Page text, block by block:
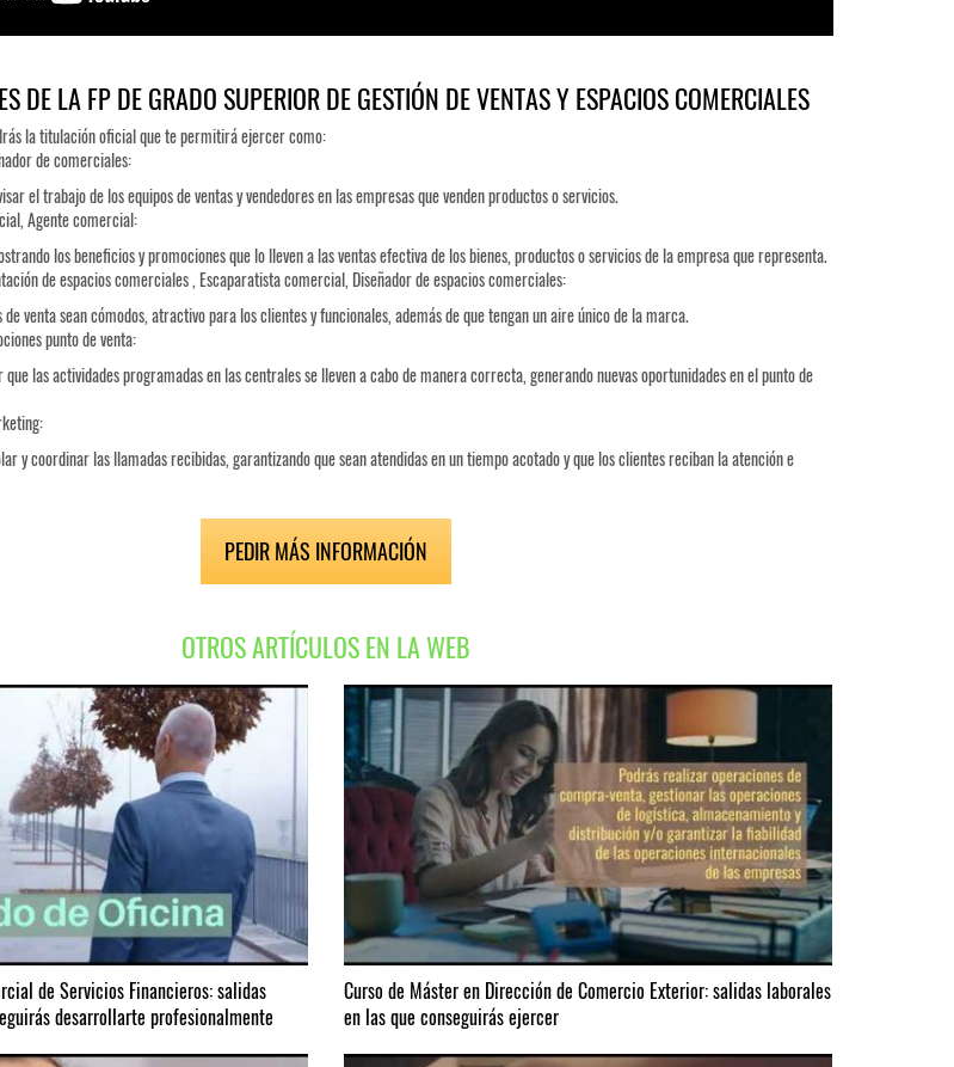
DE LA FP DE GRADO SUPERIOR DE GESTIÓN DE VENTAS Y ESPACIOS COMERCIALES
la titulación oficial que te permitirá ejercer como:
de comerciales:
el trabajo de los equipos de ventas y vendedores en las empresas que venden productos o servicios.
Agente comercial:
los beneficios y promociones que lo lleven a las ventas efectiva de los bienes, productos o servicios de la empresa que representa.
de espacios comerciales , Escaparatista comercial, Diseñador de espacios comerciales:
de venta sean cómodos, atractivo para los clientes y funcionales, además de que tengan un aire único de la marca.
punto de venta:
que las actividades programadas en las centrales se lleven a cabo de manera correcta, generando nuevas oportunidades en el punto de
y coordinar las llamadas recibidas, garantizando que sean atendidas en un tiempo acotado y que los clientes reciban la atención e
PEDIR MÁS INFORMACIÓN
OTROS ARTÍCULOS EN LA WEB
de Servicios Financieros: salidas
desarrollarte profesionalmente
Curso de Máster en Dirección de Comercio Exterior: salidas laborales
en las que conseguirás ejercer